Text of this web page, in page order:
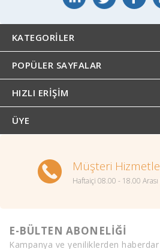
KATEGORILER
POPÜLER SAYFALAR
HIZLI ERIŞIM
ÜYE
Müşteri
Haftaiçi 08.00 - 18.00
E-BÜLTEN ABONELİĞİ
Kampanya ve yeniliklerden